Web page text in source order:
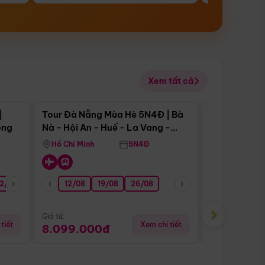
Xem tất cả
08 26/08 05/09 09/09 12/09
tiết
Điểm nổi bật
Tour Đà Nẵng Mùa Hè 5N4Đ | Bà
Nà - Hội An - Huế - La Vang -
Động Thiên Đường
Hồ Chí Minh 5N4Đ
12/08 19/08 26/08
Giá từ:
8.099.000đ Xem chi tiết
Giá từ:
›